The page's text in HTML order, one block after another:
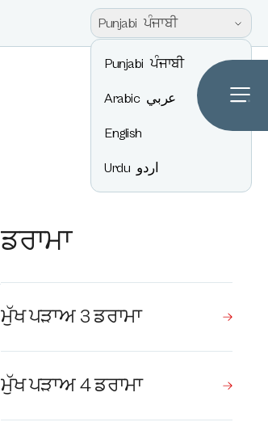
Punjabi ਪੰਜਾਬੀ
Punjabi ਪੰਜਾਬੀ
Arabic عربي
English
Urdu اردو
ਡਰਾਮਾ
ਮੁੱਖ ਪੜਾਅ 3 ਡਰਾਮਾ
ਮੁੱਖ ਪੜਾਅ 4 ਡਰਾਮਾ